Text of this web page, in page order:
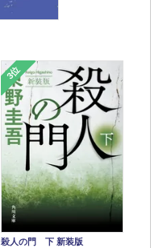
3位
殺人の門 下 新装版